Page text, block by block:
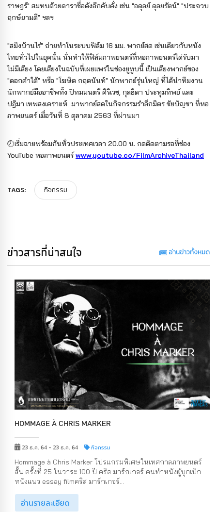
ราษฎร์" สมทบด้วยดาราชื่อดังอีกคับคั่ง เช่น "อดุลย์ ดุลยรัตน์" "ประจวบ
ฤกษ์ยามดี" ฯลฯ
"สมิงบ้านไร่" ถ่ายทำในระบบฟิล์ม 16 มม. พากย์สด เช่นเดียวกับหนัง
ไทยทั่วไปในยุคนั้น นั่นทำให้ฟิล์มภาพยนตร์ที่หอภาพยนตร์ได่รับมา
ไม่มีเสียง โดยเสียงในฉบับที่เผยแพร่ในช่องยูทูบนี้ เป็นเสียงพากย์ของ
"ดอกคำใต้" หรือ "โฆษิต กฤตนันท์" นักพากย์รุ่นใหญ่ ที่ได้นำทีมงาน
นักพากย์มืออาชีพทั้ง ปัทมมนตรี ศิริเวช, กุลธิดา ประทุมทิพย์ และ
ปฏิมา เทพสงเคราะห์ มาพากย์สดในกิจกรรมรำลึกมิตร ชัยบัญชา ที่หอ
ภาพยนตร์ เมื่อวันที่ 8 ตุลาคม 2563 ที่ผ่านมา
🕗เริ่มฉายพร้อมกันทั่วประเทศเวลา 20.00 น. กดติดตามรอที่ช่อง
YouTube หอภาพยนตร์www.youtube.co/FilmArchiveThailand
TAGS: กิจกรรม
ข่าวสารที่น่าสนใจ อ่านข่าวทั้งหมด
HOMMAGE À CHRIS MARKER
23 ธ.ค. 64 - 23 ธ.ค. 64 กิจกรรม
Hommage à Chris Marker โปรแกรมพิเศษในเทศกาลภาพยนตร์
สั้น ครั้งที่ 25 ในวาระ 100 ปี คริส มาร์กเกอร์ คนทำหนังผู้บุกเบิก
หนังแนว essay filmคริส มาร์กเกอร์...
อ่านรายละเอียด